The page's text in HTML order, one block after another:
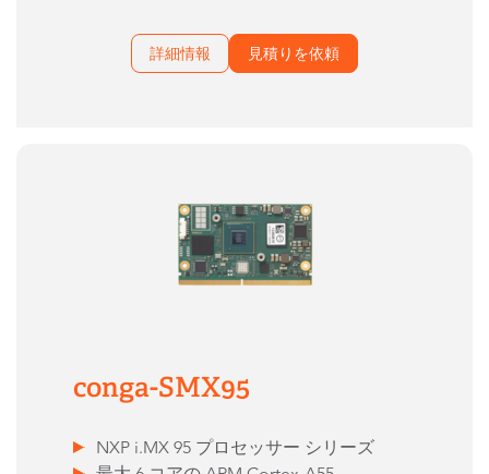
詳細情報 見積りを依頼
conga-SMX95
NXP i.MX 95 プロセッサー シリーズ